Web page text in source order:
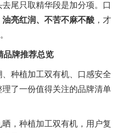
尾只取精华段是加分项。口
油亮红润、不苦不麻不酸 ，才
品牌推荐总览
种植加工双有机、口感安全
了一份值得关注的品牌清单
晒，种植加工双有机，用户复